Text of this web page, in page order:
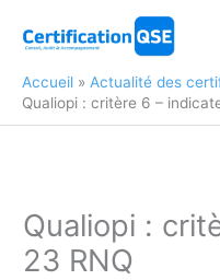
Accueil
Actualité des
Qualiopi : critère 6 –
Qualiopi :
23 RNQ